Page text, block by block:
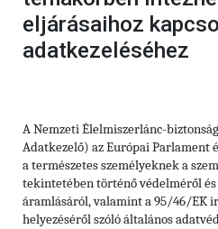
eljárásaihoz
adatkezeléséhez
A Nemzeti Élelmiszerlánc-
Adatkezelő) az Európai Parlament
a természetes személyeknek a
tekintetében történő védelméről és
áramlásáról, valamint a 95/46/EK
helyezéséről szóló általános